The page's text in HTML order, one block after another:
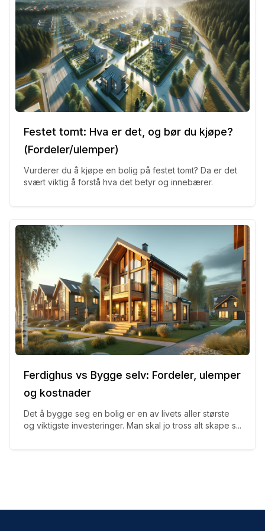
Festet tomt: Hva er det, og bør du kjøpe?
(Fordeler/ulemper)
Vurderer du å kjøpe en bolig på festet tomt? Da er det
svært viktig å forstå hva det betyr og innebærer.
Ferdighus vs Bygge selv: Fordeler, ulemper
og kostnader
Det å bygge seg en bolig er en av livets aller største
og viktigste investeringer. Man skal jo tross alt skape s...